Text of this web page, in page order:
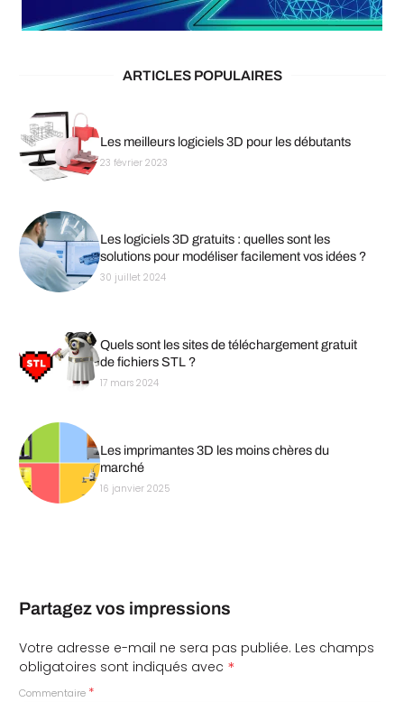
ARTICLES POPULAIRES
Les meilleurs logiciels 3D pour les débutants
23 février 2023
Les logiciels 3D gratuits : quelles sont les
solutions pour modéliser facilement vos idées ?
30 juillet 2024
Quels sont les sites de téléchargement gratuit
de fichiers STL ?
17 mars 2024
Les imprimantes 3D les moins chères du
marché
16 janvier 2025
Partagez vos impressions
Votre adresse e-mail ne sera pas publiée. Les champs
obligatoires sont indiqués avec *
Commentaire *